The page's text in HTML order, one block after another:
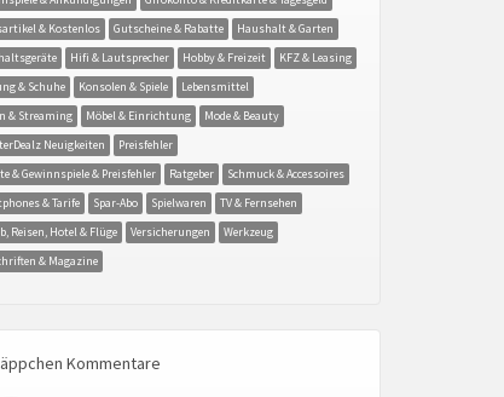
& Kostenlos
Gutscheine & Rabatte
Haushalt & Garten
Hifi & Lautsprecher Hobby & Freizeit
KFZ & Leasing
& Schuhe
Konsolen & Spiele
Lebensmittel
& Streaming
Möbel & Einrichtung
Mode & Beauty
Neuigkeiten
Preisfehler
& Gewinnspiele & Preisfehler
Ratgeber
Schmuck & Accessoires
& Tarife
Spar-Abo Spielwaren
TV & Fernsehen
Reisen, Hotel & Flüge
Versicherungen
Werkzeug
& Magazine
Kommentare